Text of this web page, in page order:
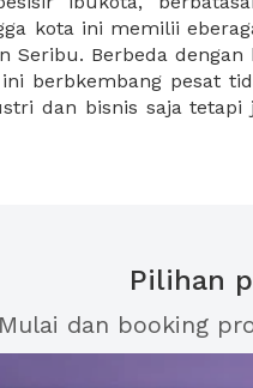
kota ini memilii
Seribu. Berbeda dengan
berbkembang pesat
dan bisnis saja tetapi
serta terdapat juga
Pilihan
Mulai dan booking